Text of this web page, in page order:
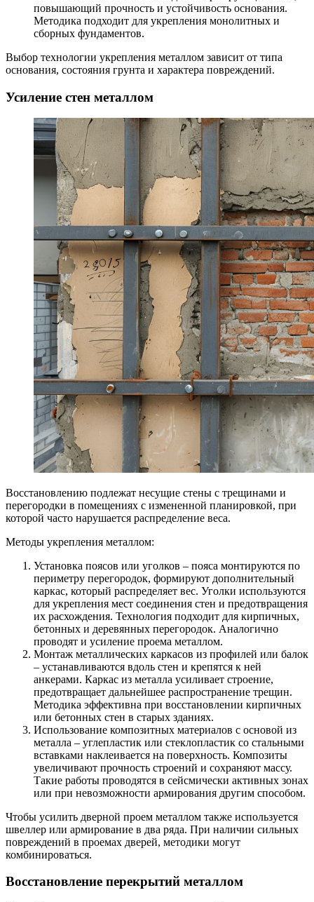
повышающий прочность и устойчивость основания.
Методика подходит для укрепления монолитных и
сборных фундаментов.
Выбор технологии укрепления металлом зависит от типа
основания, состояния грунта и характера повреждений.
Усиление стен металлом
Восстановлению подлежат несущие стены с трещинами и
перегородки в помещениях с измененной планировкой, при
которой часто нарушается распределение веса.
Методы укрепления металлом:
Установка поясов или уголков – пояса монтируются по
периметру перегородок, формируют дополнительный
каркас, который распределяет вес. Уголки используются
для укрепления мест соединения стен и предотвращения
их расхождения. Технология подходит для кирпичных,
бетонных и деревянных перегородок. Аналогично
проводят и усиление проема металлом.
Монтаж металлических каркасов из профилей или балок
– устанавливаются вдоль стен и крепятся к ней
анкерами. Каркас из металла усиливает строение,
предотвращает дальнейшее распространение трещин.
Методика эффективна при восстановлении кирпичных
или бетонных стен в старых зданиях.
Использование композитных материалов с основой из
металла – углепластик или стеклопластик со стальными
вставками наклеивается на поверхность. Композиты
увеличивают прочность строений и сохраняют массу.
Такие работы проводятся в сейсмически активных зонах
или при невозможности армирования другим способом.
Чтобы усилить дверной проем металлом также используется
швеллер или армирование в два ряда. При наличии сильных
повреждений в проемах дверей, методики могут
комбинироваться.
Восстановление перекрытий металлом